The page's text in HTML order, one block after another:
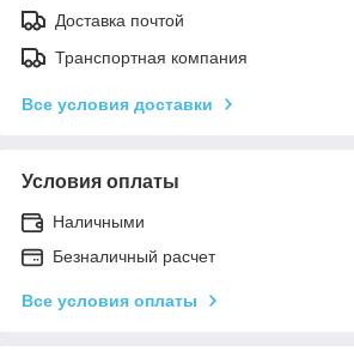
Доставка почтой
Транспортная компания
Все условия доставки
Условия оплаты
Наличными
Безналичный расчет
Все условия оплаты